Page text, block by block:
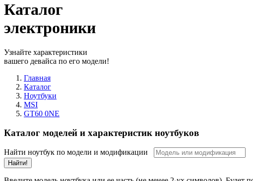
Каталог
электроники
Узнайте характеристики
вашего девайса по его модели!
Главная
Каталог
Ноутбуки
MSI
GT60 0NE
Каталог моделей и характеристик ноутбуков
Найти ноутбук по модели и модификации
Найти!